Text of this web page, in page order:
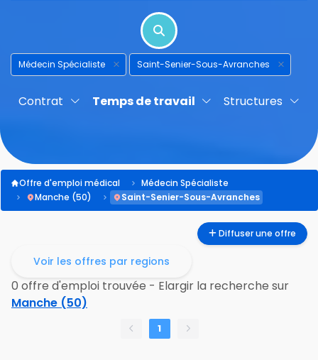
Médecin Spécialiste Saint-Senier-Sous-Avranches
Contrat Temps de travail Structures
Offre d'emploi médical
Médecin Spécialiste
Manche (50)
Saint-Senier-Sous-Avranches
Diffuser une offre
Voir les offres par regions
0 offre d'emploi trouvée - Elargir la recherche sur
Manche (50)
1